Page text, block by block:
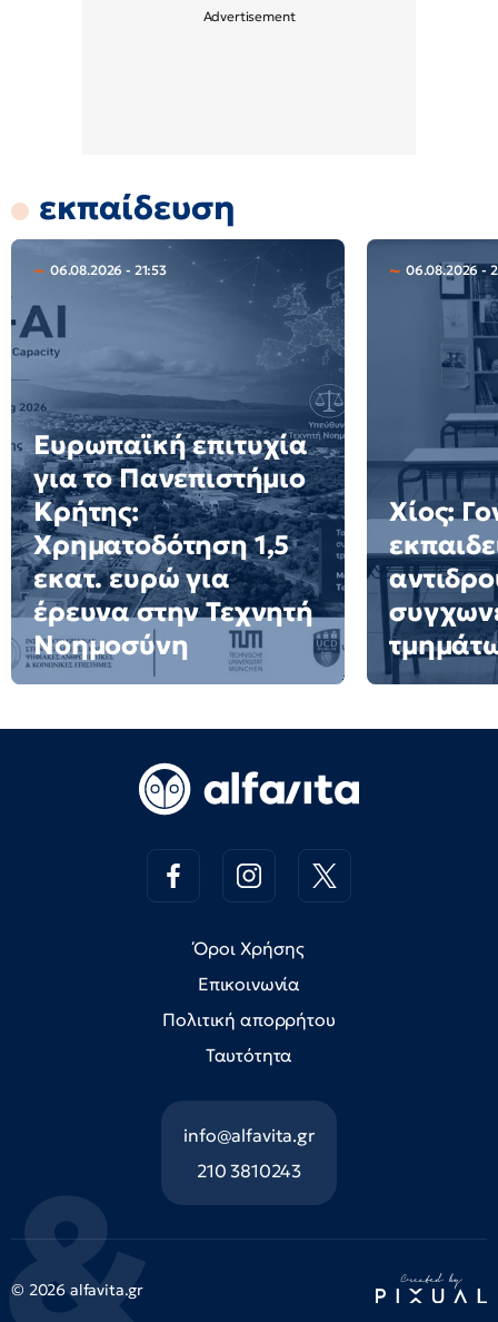
εκπαίδευση
06.08.2026 - 21:53
Ευρωπαϊκή επιτυχία
για το Πανεπιστήμιο
Κρήτης:
Χρηματοδότηση 1,5
εκατ. ευρώ για
έρευνα στην Τεχνητή
Νοημοσύνη
06.08.2026 -
Χίος:
Όροι Χρήσης
Επικοινωνία
Πολιτική απορρήτου
Ταυτότητα
info@alfavita.gr
210 3810243
© 2026 alfavita.gr